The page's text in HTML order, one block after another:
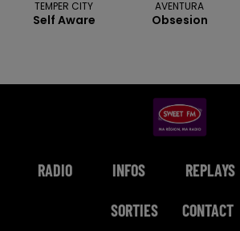
TEMPER CITY
Self Aware
AVENTURA
Obsesion
RADIO INFOS REPLAYS
SORTIES CONTACT